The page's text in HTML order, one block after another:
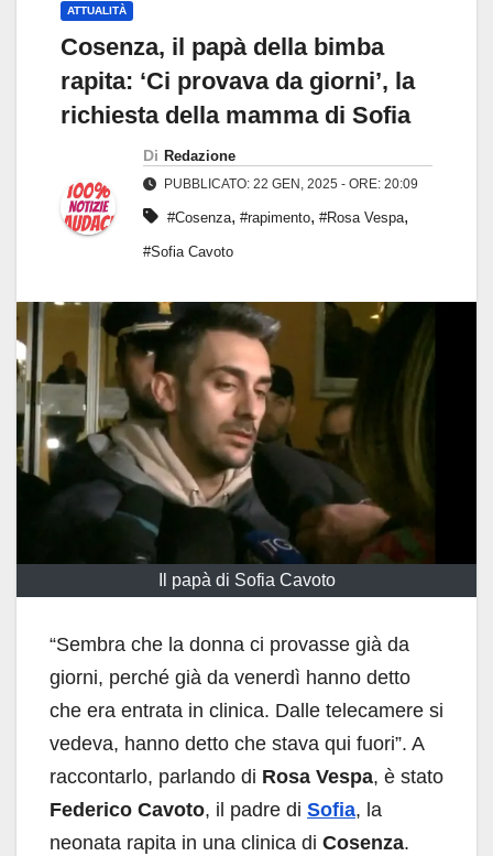
ATTUALITÀ
Cosenza, il papà della bimba
rapita: ‘Ci provava da giorni’, la
richiesta della mamma di Sofia
Di Redazione
PUBBLICATO: 22 GEN, 2025 - ORE: 20:09
#Cosenza, #rapimento, #Rosa Vespa,
#Sofia Cavoto
Il papà di Sofia Cavoto
“Sembra che la donna ci provasse già da
giorni, perché già da venerdì hanno detto
che era entrata in clinica. Dalle telecamere si
vedeva, hanno detto che stava qui fuori”. A
raccontarlo, parlando di Rosa Vespa, è stato
Federico Cavoto, il padre di Sofia, la
neonata rapita in una clinica di Cosenza.